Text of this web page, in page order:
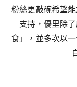
粉絲更敲碗希望
支持，優里除
食」，並多次以